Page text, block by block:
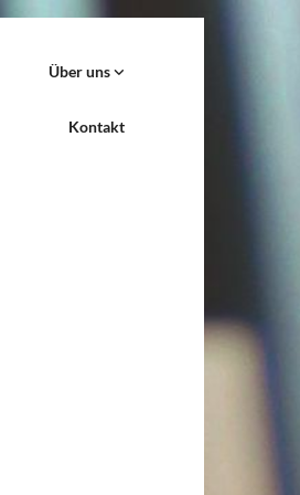
Über uns
Kontakt